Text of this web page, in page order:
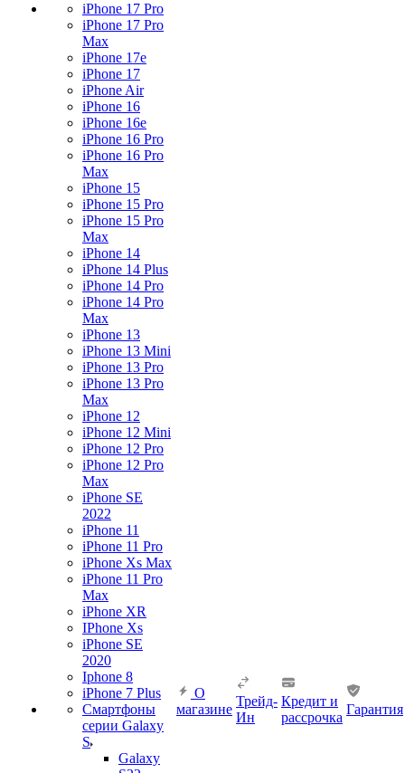
iPhone 17 Pro
iPhone 17 Pro
Max
iPhone 17e
iPhone 17
iPhone Air
iPhone 16
iPhone 16e
iPhone 16 Pro
iPhone 16 Pro
Max
iPhone 15
iPhone 15 Pro
iPhone 15 Pro
Max
iPhone 14
iPhone 14 Plus
iPhone 14 Pro
iPhone 14 Pro
Max
iPhone 13
iPhone 13 Mini
iPhone 13 Pro
iPhone 13 Pro
Max
iPhone 12
iPhone 12 Mini
iPhone 12 Pro
iPhone 12 Pro
Max
iPhone SE
2022
iPhone 11
iPhone 11 Pro
iPhone Xs Max
iPhone 11 Pro
Max
iPhone XR
IPhone Xs
iPhone SE
2020
Iphone 8
iPhone 7 Plus
Смартфоны
серии Galaxy
S
Galaxy
О
магазине
Трейд-
Ин
Кредит и
рассрочка
Гарантия